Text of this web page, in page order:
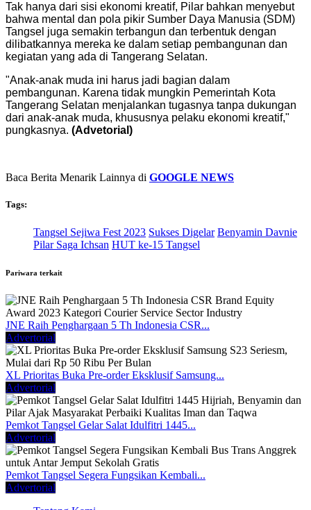
Tak hanya dari sisi ekonomi kreatif, Pilar bahkan menyebut
bahwa mental dan pola pikir Sumber Daya Manusia (SDM)
Tangsel juga semakin terbangun dan terbentuk dengan
dilibatkannya mereka ke dalam setiap pembangunan dan
kegiatan yang ada di Tangerang Selatan.
"Anak-anak muda ini harus jadi bagian dalam
pembangunan. Karena tidak mungkin Pemerintah Kota
Tangerang Selatan menjalankan tugasnya tanpa dukungan
dari anak-anak muda, khususnya pelaku ekonomi kreatif,"
pungkasnya. (Advetorial)
Baca Berita Menarik Lainnya di GOOGLE NEWS
Tags:
Tangsel Sejiwa Fest 2023 Sukses Digelar Benyamin Davnie
Pilar Saga Ichsan HUT ke-15 Tangsel
Pariwara terkait
JNE Raih Penghargaan 5 Th Indonesia CSR...
Advertorial
XL Prioritas Buka Pre-order Eksklusif Samsung...
Advertorial
Pemkot Tangsel Gelar Salat Idulfitri 1445...
Advertorial
Pemkot Tangsel Segera Fungsikan Kembali...
Advertorial